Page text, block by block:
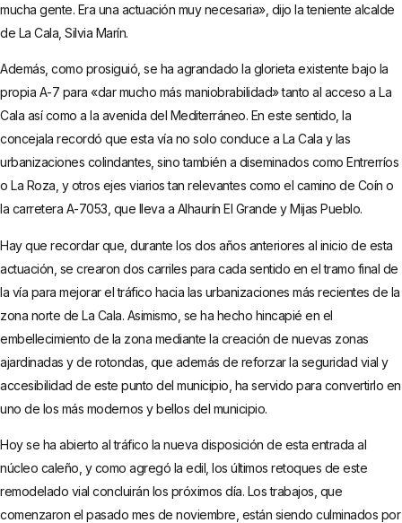
mucha gente. Era una actuación muy necesaria», dijo la teniente alcalde
de La Cala, Silvia Marín.
Además, como prosiguió, se ha agrandado la glorieta existente bajo la
propia A-7 para «dar mucho más maniobrabilidad» tanto al acceso a La
Cala así como a la avenida del Mediterráneo. En este sentido, la
concejala recordó que esta vía no solo conduce a La Cala y las
urbanizaciones colindantes, sino también a diseminados como Entrerríos
o La Roza, y otros ejes viarios tan relevantes como el camino de Coín o
la carretera A-7053, que lleva a Alhaurín El Grande y Mijas Pueblo.
Hay que recordar que, durante los dos años anteriores al inicio de esta
actuación, se crearon dos carriles para cada sentido en el tramo final de
la vía para mejorar el tráfico hacia las urbanizaciones más recientes de la
zona norte de La Cala. Asimismo, se ha hecho hincapié en el
embellecimiento de la zona mediante la creación de nuevas zonas
ajardinadas y de rotondas, que además de reforzar la seguridad vial y
accesibilidad de este punto del municipio, ha servido para convertirlo en
uno de los más modernos y bellos del municipio.
Hoy se ha abierto al tráfico la nueva disposición de esta entrada al
núcleo caleño, y como agregó la edil, los últimos retoques de este
remodelado vial concluirán los próximos día. Los trabajos, que
comenzaron el pasado mes de noviembre, están siendo culminados por